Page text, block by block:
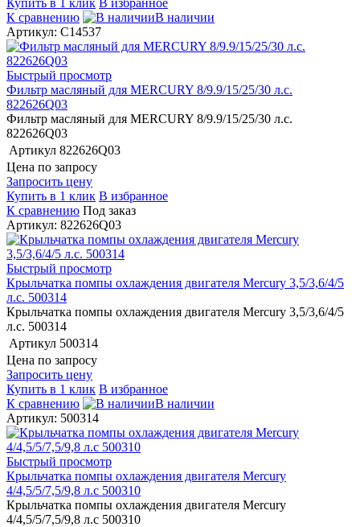
К сравнению
В наличии
Артикул: C14537
Быстрый просмотр
Фильтр масляный для MERCURY 8/9.9/15/25/30 л.с.
822626Q03
Фильтр масляный для MERCURY 8/9.9/15/25/30 л.с.
822626Q03
Артикул 822626Q03
Цена по запросу
Запросить цену
Купить в 1 клик В избранное
К сравнению Под заказ
Артикул: 822626Q03
Быстрый просмотр
Крыльчатка помпы охлаждения двигателя Mercury 3,5/3,6/4/5
л.с. 500314
Крыльчатка помпы охлаждения двигателя Mercury 3,5/3,6/4/5
л.с. 500314
Артикул 500314
Цена по запросу
Запросить цену
Купить в 1 клик В избранное
К сравнению
В наличии
Артикул: 500314
Быстрый просмотр
Крыльчатка помпы охлаждения двигателя Mercury
4/4,5/5/7,5/9,8 л.с 500310
Крыльчатка помпы охлаждения двигателя Mercury
4/4,5/5/7,5/9,8 л.с 500310